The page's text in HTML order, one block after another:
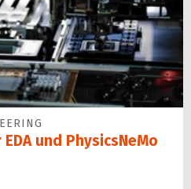
und PhysicsNeMo